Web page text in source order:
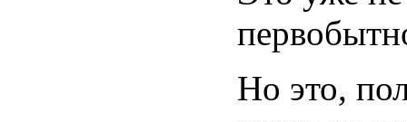
Но это,